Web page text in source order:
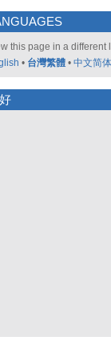
this page in a different
• 台灣繁體 • 中文简体